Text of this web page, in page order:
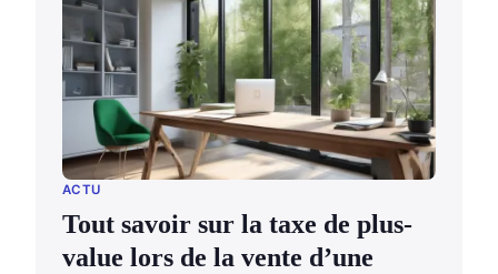
ACTU
Tout savoir sur la taxe de plus-
value lors de la vente d’une